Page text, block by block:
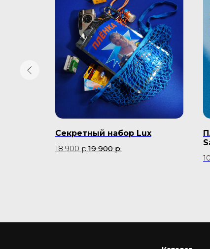
Секретный набор Lux
18 900 р.19 900 р.